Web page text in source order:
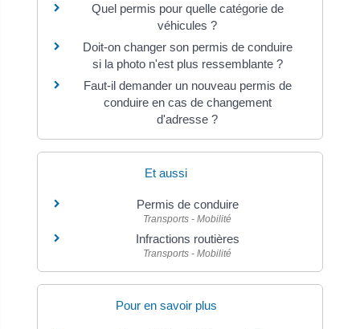
Quel permis pour quelle catégorie de
véhicules ?
Doit-on changer son permis de conduire
si la photo n'est plus ressemblante ?
Faut-il demander un nouveau permis de
conduire en cas de changement
d'adresse ?
Et aussi
Permis de conduire
Transports - Mobilité
Infractions routières
Transports - Mobilité
Pour en savoir plus